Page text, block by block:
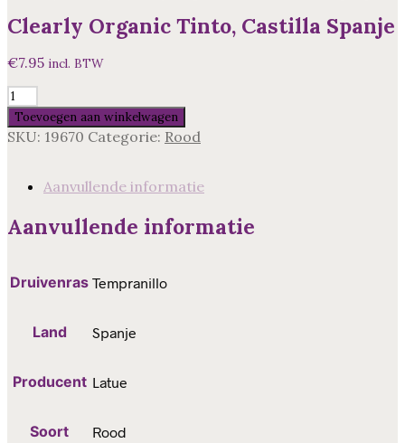
Clearly Organic Tinto, Castilla Spanje
€7.95 incl. BTW
Clearly
Organic
Tinto,
aantal
Toevoegen aan winkelwagen
SKU: 19670 Categorie: Rood
Aanvullende informatie
Aanvullende informatie
Druivenras Tempranillo
Land Spanje
Producent Latue
Soort Rood